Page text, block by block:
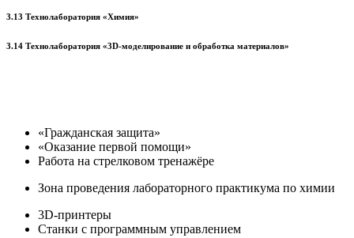
3.13 Технолаборатория «Химия»
3.14 Технолаборатория «3D-моделирование и обработка материалов»
«Гражданская защита»
«Оказание первой помощи»
Работа на стрелковом тренажёре
Зона проведения лабораторного практикума по химии
3D-принтеры
Станки с программным управлением